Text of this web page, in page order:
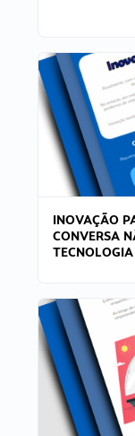
INOVAÇÃO
CONVERSA
TECNOLOGIA